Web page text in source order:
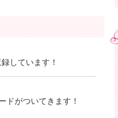
しています！
ドがついてきます！